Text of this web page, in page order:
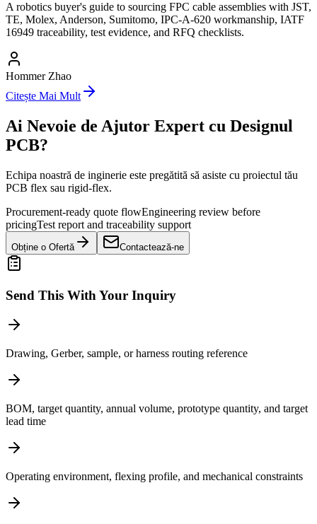
A robotics buyer's guide to sourcing FPC cable assemblies with JST,
TE, Molex, Anderson, Sumitomo, IPC-A-620 workmanship, IATF
16949 traceability, test evidence, and RFQ checklists.
Hommer Zhao
Citește Mai Mult
Ai Nevoie de Ajutor Expert cu Designul
PCB?
Echipa noastră de inginerie este pregătită să asiste cu proiectul tău
PCB flex sau rigid-flex.
Procurement-ready quote flowEngineering review before
pricingTest report and traceability support
Obține o Ofertă Contactează-ne
Send This With Your Inquiry
Drawing, Gerber, sample, or harness routing reference
BOM, target quantity, annual volume, prototype quantity, and target
lead time
Operating environment, flexing profile, and mechanical constraints